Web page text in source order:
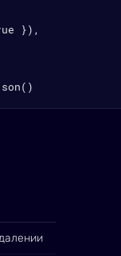
}),